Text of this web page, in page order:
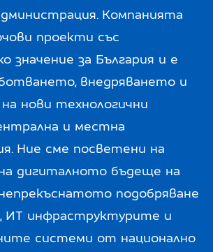
Компанията
проекти със
значение за България и е
внедряването и
нови технологични
и местна
Ние сме посветени на
дигиталното бъдеще на
подобряване
ИТ инфраструктурите и
системи от национално